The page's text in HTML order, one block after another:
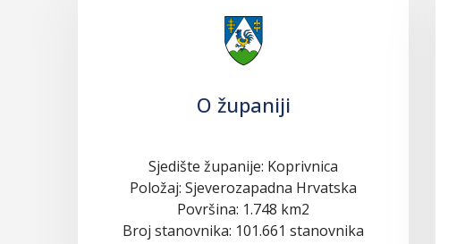
O županiji
Sjedište županije: Koprivnica
Položaj: Sjeverozapadna Hrvatska
Površina: 1.748 km2
Broj stanovnika: 101.661 stanovnika